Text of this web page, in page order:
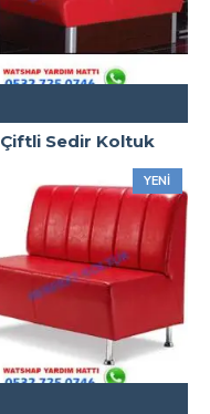
Çiftli Sedir Koltuk
YENI